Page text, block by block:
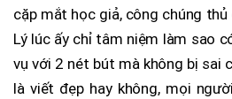
cặp mắt học giả, công chúng thủ
Lý lúc ấy chỉ tâm niệm làm sao
vụ với 2 nét bút mà không bị sai
là viết đẹp hay không, mọi